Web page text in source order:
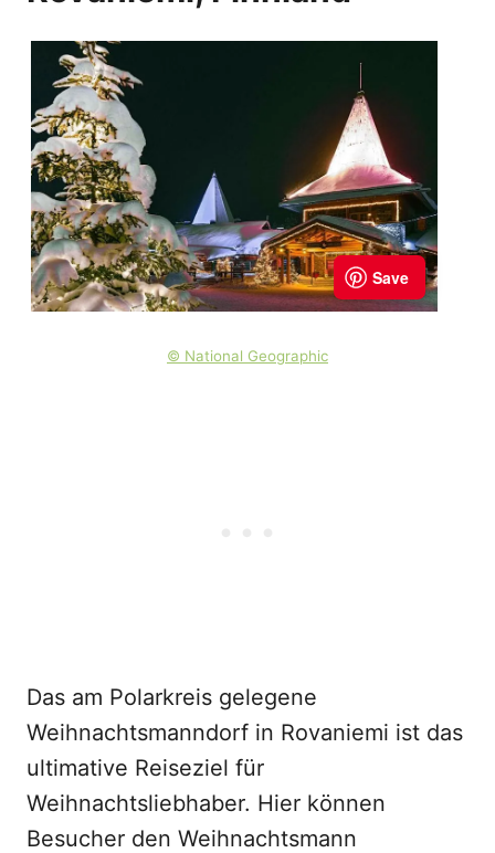
© National Geographic
Das am Polarkreis gelegene
Weihnachtsmanndorf in Rovaniemi ist das
ultimative Reiseziel für
Weihnachtsliebhaber. Hier können
Besucher den Weihnachtsmann